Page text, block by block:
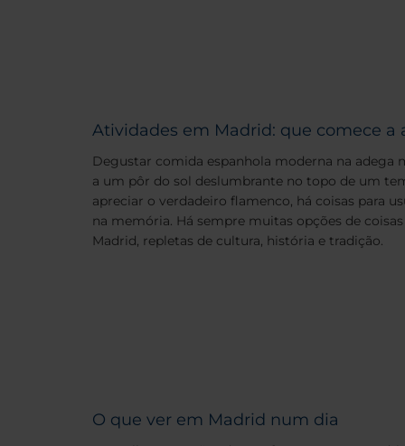
Atividades em Madrid: que comece a
Degustar comida espanhola moderna na adega
a um pôr do sol deslumbrante no topo de um
apreciar o verdadeiro flamenco, há coisas para
na memória. Há sempre muitas opções de
Madrid, repletas de cultura, história e tradição.
O que ver em Madrid num dia